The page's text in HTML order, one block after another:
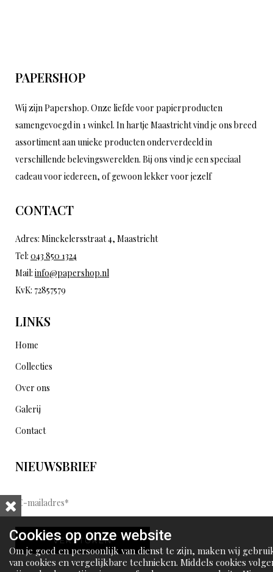
PAPERSHOP
Wij zijn Papershop. Onze liefde voor papierproducten
samengevoegd in 1 winkel. In hartje Maastricht vind je ons breed
assortiment aan unieke producten onderverdeeld in
verschillende belevingswerelden. Bij ons vind je een speciaal
cadeau voor iedereen, of gewoon lekker voor jezelf
CONTACT
Adres: Minckelersstraat 4, Maastricht
Tel: 043 850 1324
Mail: info@papershop.nl
KvK: 72857579
LINKS
Home
Collecties
Over ons
Galerij
Contact
NIEUWSBRIEF
E
-
m
a
i
VERSTUREN
Cookies op onze website
Om je goed en persoonlijk van dienst te zijn, maken wij
van cookies en vergelijkbare technieken. Middels cookies